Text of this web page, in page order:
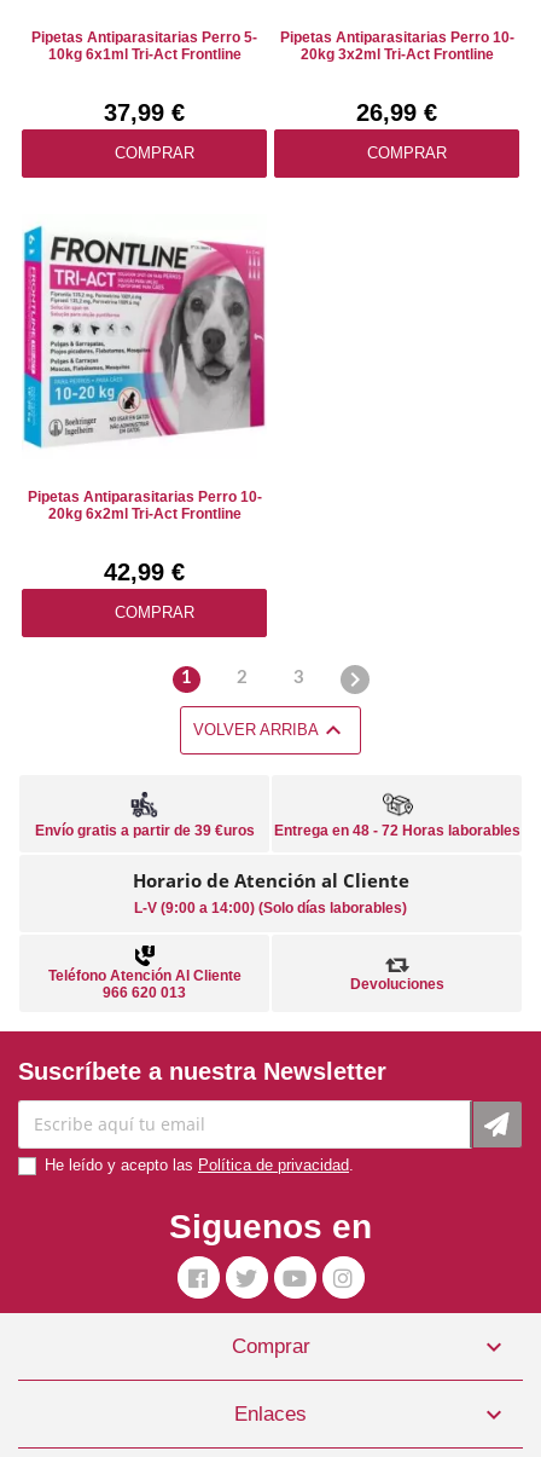
Pipetas Antiparasitarias Perro 5-
10kg 6x1ml Tri-Act Frontline
37,99 €
COMPRAR
Pipetas Antiparasitarias Perro 10-
20kg 3x2ml Tri-Act Frontline
26,99 €
COMPRAR
Pipetas Antiparasitarias Perro 10-
20kg 6x2ml Tri-Act Frontline
42,99 €
COMPRAR
1 2 3 
VOLVER ARRIBA 
Envío gratis a partir de 39 €uros Entrega en 48 - 72 Horas laborables
Horario de Atención al Cliente
L-V (9:00 a 14:00) (Solo días laborables)
Teléfono Atención Al Cliente
966 620 013
Devoluciones
Suscríbete a nuestra Newsletter
He leído y acepto las Política de privacidad
Siguenos en
Comprar 
Enlaces 